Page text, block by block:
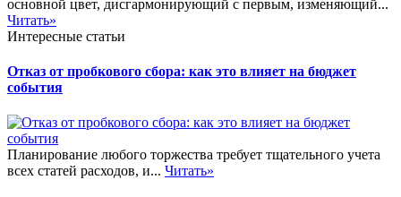
основной цвет, дисгармонирующий с первым, изменяющий...
Читать»
Интересные статьи
Отказ от пробкового сбора: как это влияет на бюджет
события
Планирование любого торжества требует тщательного учета
всех статей расходов, и... Читать»